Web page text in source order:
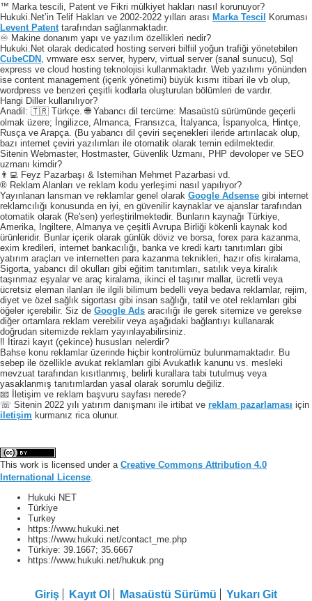
™ Marka tescili, Patent ve Fikri mülkiyet hakları nasıl korunuyor?
Hukuki.Net’in Telif Hakları ve 2002-2022 yılları arası Marka Tescil Koruması
Levent Patent tarafından sağlanmaktadır.
♾️ Makine donanım yapı ve yazılım özellikleri nedir?
Hukuki.Net olarak dedicated hosting serveri bilfiil yoğun trafiği yönetebilen
CubeCDN , vmware esx server, hyperv, virtual server (sanal sunucu), Sql
express ve cloud hosting teknolojisi kullanmaktadır. Web yazılımı yönünden
ise content management (içerik yönetimi) büyük kısmı itibari ile vb olup,
wordpress ve benzeri çeşitli kodlarla oluşturulan bölümleri de vardır.
Hangi Diller kullanılıyor?
Anadil: 🇹🇷 Türkçe. 🌐 Yabancı dil tercüme: Masaüstü sürümünde geçerli
olmak üzere; İngilizce, Almanca, Fransızca, İtalyanca, İspanyolca, Hintçe,
Rusça ve Arapça. (Bu yabancı dil çeviri seçenekleri ileride artırılacak olup,
bazı internet çeviri yazılımları ile otomatik olarak temin edilmektedir.
Sitenin Webmaster, Hostmaster, Güvenlik Uzmanı, PHP devoloper ve SEO
uzmanı kimdir?
👨‍💻 Feyz Pazarbaşı & Istemihan Mehmet Pazarbasi vd.
® Reklam Alanları ve reklam kodu yerleşimi nasıl yapılıyor?
Yayınlanan lansman ve reklamlar genel olarak Google Adsense gibi internet
reklamcılığı konusunda en iyi, en güvenilir kaynaklar ve ajanslar tarafından
otomatik olarak (Re'sen) yerleştirilmektedir. Bunların kaynağı Türkiye,
Amerika, Ingiltere, Almanya ve çeşitli Avrupa Birliği kökenli kaynak kod
ürünleridir. Bunlar içerik olarak günlük döviz ve borsa, forex para kazanma,
exim kredileri, internet bankacılığı, banka ve kredi kartı tanıtımları gibi
yatırım araçları ve internetten para kazanma teknikleri, hazır ofis kiralama,
Sigorta, yabancı dil okulları gibi eğitim tanıtımları, satılık veya kiralık
taşınmaz eşyalar ve araç kiralama, ikinci el taşınır mallar, ücretli veya
ücretsiz eleman ilanları ile ilgili bilimum bedelli veya bedava reklamlar, rejim,
diyet ve özel sağlık sigortası gibi insan sağlığı, tatil ve otel reklamları gibi
öğeler içerebilir. Siz de Google Ads aracılığı ile gerek sitemize ve gerekse
diğer ortamlara reklam verebilir veya aşağıdaki bağlantıyı kullanarak
doğrudan sitemizde reklam yayınlayabilirsiniz.
‼️ İtirazi kayıt (çekince) hususları nelerdir?
Bahse konu reklamlar üzerinde hiçbir kontrolümüz bulunmamaktadır. Bu
sebep ile özellikle avukat reklamları gibi Avukatlık kanunu vs. mesleki
mevzuat tarafından kısıtlanmış, belirli kurallara tabi tutulmuş veya
yasaklanmış tanıtımlardan yasal olarak sorumlu değiliz.
📧 İletişim ve reklam başvuru sayfası nerede?
☏ Sitenin 2022 yılı yatırım danışmanı ile irtibat ve reklam pazarlaması için
iletişim kurmanız rica olunur.
This work is licensed under a Creative Commons Attribution 4.0
International License
Hukuki NET
Türkiye
Turkey
https://www.hukuki.net
https://www.hukuki.net/contact_me.php
Türkiye: 39.1667; 35.6667
https://www.hukuki.net/hukuk.png
Giriş Kayıt Ol Masaüstü Sürümü Yukarı Git